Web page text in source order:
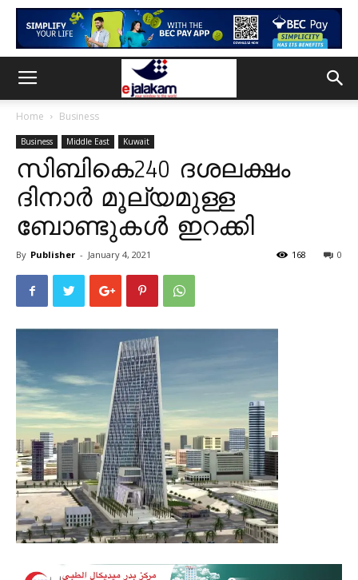
Home Business
Business Middle East Kuwait
സിബികെ240 ദശലക്ഷം
ദിനാർ മൂല്യമുള്ള
ബോണ്ടുകൾ ഇറക്കി
By Publisher - January 4, 2021 0
168